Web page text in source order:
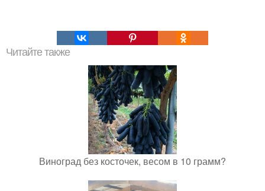
Читайте также
Виноград без косточек, весом в 10 грамм?